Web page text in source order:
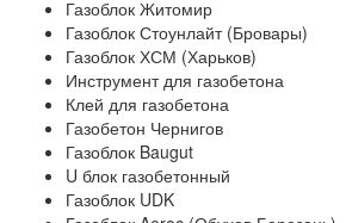
Газоблок Житомир
Газоблок Стоунлайт (Бровары)
Газоблок ХСМ (Харьков)
Инструмент для газобетона
Клей для газобетона
Газобетон Чернигов
Газоблок Baugut
U блок газобетонный
Газоблок UDK